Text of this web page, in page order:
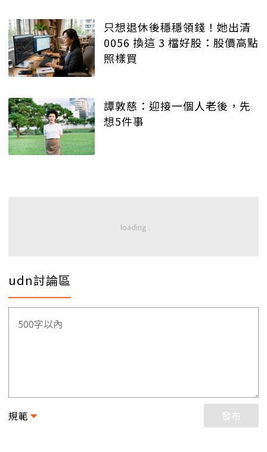
只想退休後穩穩領錢！她出清
0056 換這 3 檔好股：股價高點
照樣買
譚敦慈：迎接一個人老後，先
想5件事
udn討論區
規範 發布